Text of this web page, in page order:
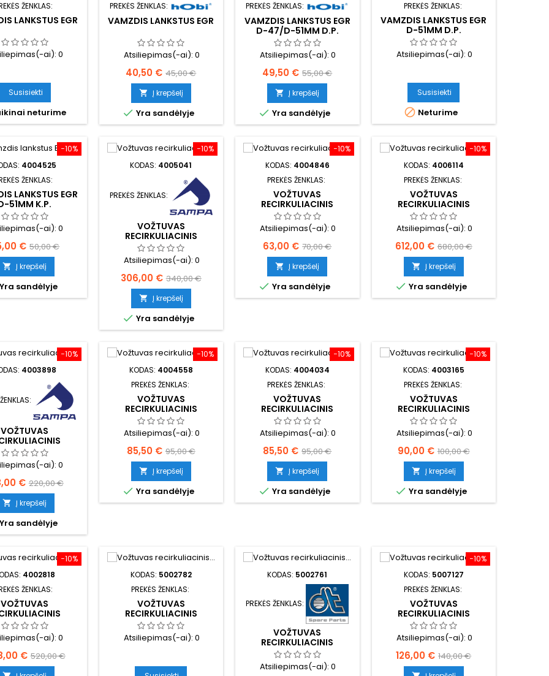
ŽENKLAS:
LANKSTUS EGR
ai):0
Susisiekti
neturime
PREKĖS ŽENKLAS:
VAMZDIS LANKSTUS EGR
Atsiliepimas(-ai): 0
Kaina
40,50 € Bazinė
kaina
45,00 €
 Į krepšelį
 Yra sandėlyje
PREKĖS ŽENKLAS:
VAMZDIS LANKSTUS EGR
D-47/D-51MM D.P.
Atsiliepimas(-ai):0
Kaina
49,50 € Bazinė
kaina
55,00 €
 Į krepšelį
 Yra sandėlyje
PREKĖS ŽENKLAS:
VAMZDIS LANKSTUS EGR
D-51MM D.P.
Atsiliepimas(-ai): 0
Susisiekti
 Neturime
−10%
4004525
ŽENKLAS:
LANKSTUS EGR
51MM K.P.
ai):0
€ Bazinė
kaina
50,00 €
 Į krepšelį
Yra sandėlyje
−10%
KODAS: 4005041
PREKĖS ŽENKLAS:
VOŽTUVAS
RECIRKULIACINIS
IŠMETIMO VALDYMO EGR
Atsiliepimas(-ai): 0
Kaina
306,00 € Bazinė
kaina
340,00 €
 Į krepšelį
 Yra sandėlyje
−10%
KODAS: 4004846
PREKĖS ŽENKLAS:
VOŽTUVAS
RECIRKULIACINIS
IŠMETIMO VALDYMO EGR
Atsiliepimas(-ai):0
Kaina
63,00 € Bazinė
kaina
70,00 €
 Į krepšelį
 Yra sandėlyje
−10%
KODAS: 4006114
PREKĖS ŽENKLAS:
VOŽTUVAS
RECIRKULIACINIS
IŠMETIMO VALDYMO EGR
Atsiliepimas(-ai): 0
Kaina
612,00 € Bazinė
kaina
680,00 €
 Į krepšelį
 Yra sandėlyje
−10%
4003898
VOŽTUVAS
VALDYMO EGR
ai):0
€ Bazinė
kaina
220,00 €
 Į krepšelį
Yra sandėlyje
−10%
KODAS: 4004558
PREKĖS ŽENKLAS:
VOŽTUVAS
RECIRKULIACINIS
IŠMETIMO VALDYMO EGR
Atsiliepimas(-ai): 0
Kaina
85,50 € Bazinė
kaina
95,00 €
 Į krepšelį
 Yra sandėlyje
−10%
KODAS: 4004034
PREKĖS ŽENKLAS:
VOŽTUVAS
RECIRKULIACINIS
IŠMETIMO VALDYMO EGR
Atsiliepimas(-ai):0
Kaina
85,50 € Bazinė
kaina
95,00 €
 Į krepšelį
 Yra sandėlyje
−10%
KODAS: 4003165
PREKĖS ŽENKLAS:
VOŽTUVAS
RECIRKULIACINIS
IŠMETIMO VALDYMO EGR
Atsiliepimas(-ai): 0
Kaina
90,00 € Bazinė
kaina
100,00 €
 Į krepšelį
 Yra sandėlyje
−10%
4002818
ŽENKLAS:
VOŽTUVAS
VALDYMO EGR
ai):0
€ Bazinė
kaina
520,00 €
KODAS: 5002782
PREKĖS ŽENKLAS:
VOŽTUVAS
RECIRKULIACINIS
IŠMETIMO VALDYMO EGR
Atsiliepimas(-ai): 0
KODAS: 5002761
PREKĖS ŽENKLAS:
VOŽTUVAS
RECIRKULIACINIS
IŠMETIMO VALDYMO EGR
Atsiliepimas(-ai):0
−10%
KODAS: 5007127
PREKĖS ŽENKLAS:
VOŽTUVAS
RECIRKULIACINIS
IŠMETIMO VALDYMO EGR
Atsiliepimas(-ai): 0
Kaina
126,00 € Bazinė
kaina
140,00 €